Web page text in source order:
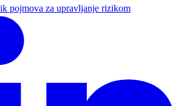
pojmova za upravljanje rizikom